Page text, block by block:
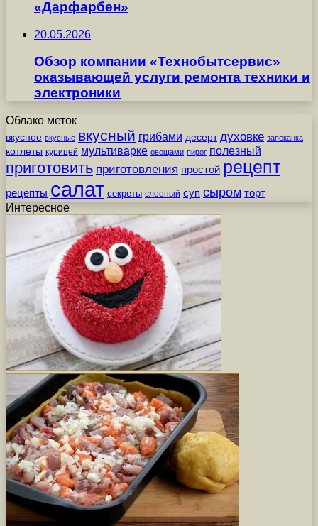
«Дарфарбен»
20.05.2026
Обзор компании «Технобытсервис»
оказывающей услуги ремонта техники и
электроники
Облако меток
вкусное вкусные вкусный грибами десерт духовке запеканка
котлеты курицей мультиварке овощами пирог полезный
приготовить приготовления простой рецепт
рецепты салат секреты слоеный суп сыром торт
Интересное